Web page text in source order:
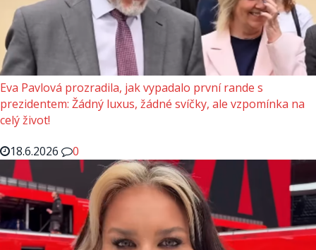
Eva Pavlová prozradila, jak vypadalo první rande s
prezidentem: Žádný luxus, žádné svíčky, ale vzpomínka na
celý život!
18.6.2026
0